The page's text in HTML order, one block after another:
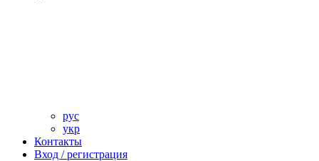
рус
укр
Контакты
Вход / регистрация